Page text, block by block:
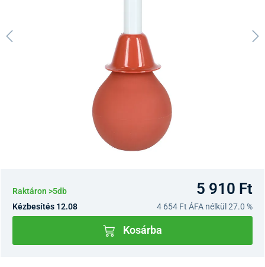
Raktáron >5db 5 910 Ft
Kézbesítés 12.08 4 654 Ft ÁFA nélkül 27.0 %
Kosárba